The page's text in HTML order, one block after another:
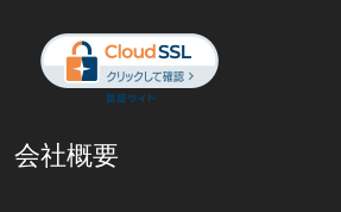
会社概要